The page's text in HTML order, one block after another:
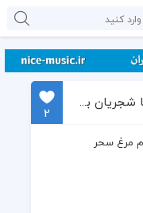
دانلود آهنگ استاد محمد رضا شجریان بنام مرغ سحر
2
مرغ سحر